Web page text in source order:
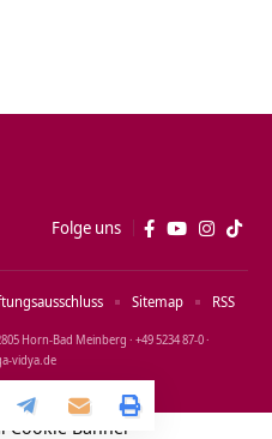
Folge uns
Horn‑Bad Meinberg · +49 5234 87‑0 ·
Sitemap RSS
Cookie Banner